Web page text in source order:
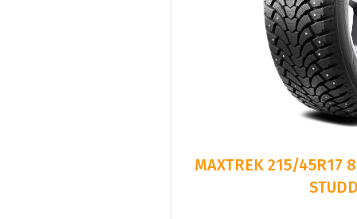
MAXTREK 215/45R17